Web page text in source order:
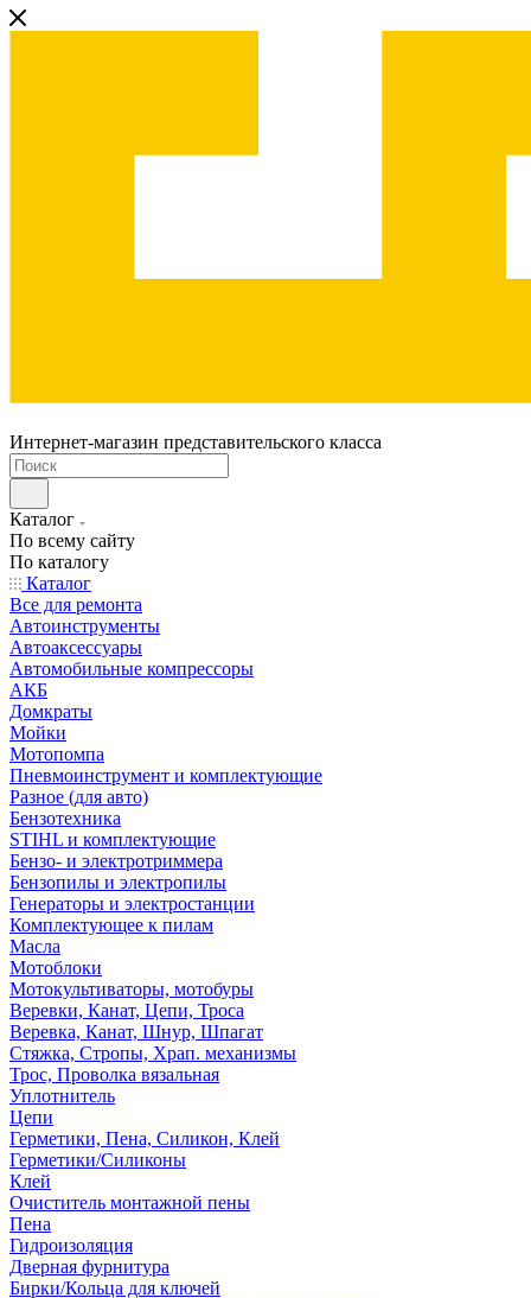
Интернет-магазин представительского класса
Каталог
По всему сайту
По каталогу
Каталог
Все для ремонта
Автоинструменты
Автоаксессуары
Автомобильные компрессоры
АКБ
Домкраты
Мойки
Мотопомпа
Пневмоинструмент и комплектующие
Разное (для авто)
Бензотехника
STIHL и комплектующие
Бензо- и электротриммера
Бензопилы и электропилы
Генераторы и электростанции
Комплектующее к пилам
Масла
Мотоблоки
Мотокультиваторы, мотобуры
Веревки, Канат, Цепи, Троса
Веревка, Канат, Шнур, Шпагат
Стяжка, Стропы, Храп. механизмы
Трос, Проволка вязальная
Уплотнитель
Цепи
Герметики, Пена, Силикон, Клей
Герметики/Силиконы
Клей
Очиститель монтажной пены
Пена
Гидроизоляция
Дверная фурнитура
Бирки/Кольца для ключей